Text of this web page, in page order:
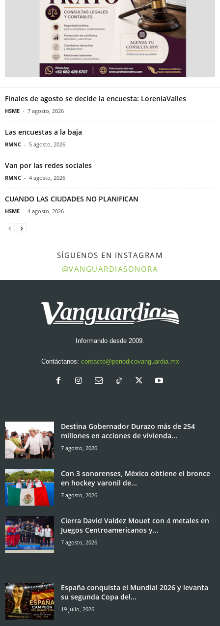
Finales de agosto se decide la encuesta: LoreniaValles
HSME - 7 agosto, 2026
Las encuestas a la baja
RMNC - 5 agosto, 2026
Van por las redes sociales
RMNC - 4 agosto, 2026
CUANDO LAS CIUDADES NO PLANIFICAN
HSME - 4 agosto, 2026
SÍGUENOS EN INSTAGRAM
@VANGUARDIASONORA
Informando desde 2009.
Contáctanos: contacto@periodicovanguardia.mx
Destina Gobernador Durazo más de 254
millones en acciones de vivienda...
7 agosto, 2026
Con 3 sonorenses, México obtiene el bronce
en hockey varonil de...
7 agosto, 2026
Cierra David Valdez Mouet con 4 metales en
Juegos Centroamericanos y...
7 agosto, 2026
España conquista el Mundial 2026 y levanta
su segunda Copa del...
19 julio, 2026